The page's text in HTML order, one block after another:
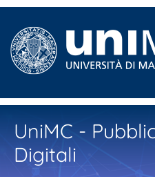
UniMC -
Digitali